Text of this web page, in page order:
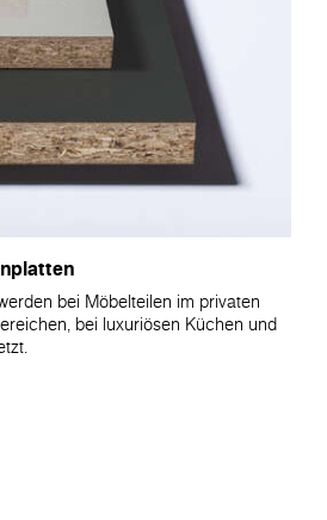
bei Möbelteilen im privaten
bei luxuriösen Küchen und